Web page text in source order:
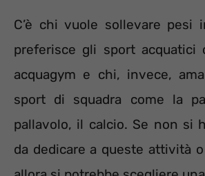
C’è chi vuole sollevare pesi
preferisce gli sport acquatici
acquagym e chi, invece,
sport di squadra come la
pallavolo, il calcio. Se non si
da dedicare a queste attività